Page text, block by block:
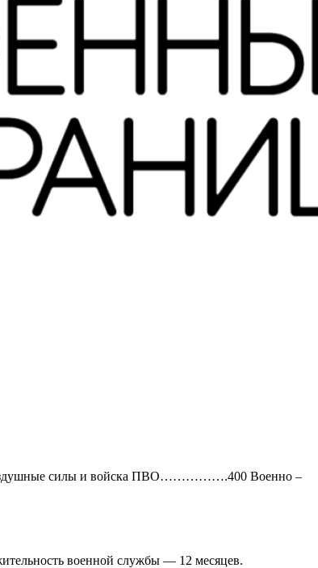
силы и войска ПВО…………….400 Военно –
военной службы — 12 месяцев.